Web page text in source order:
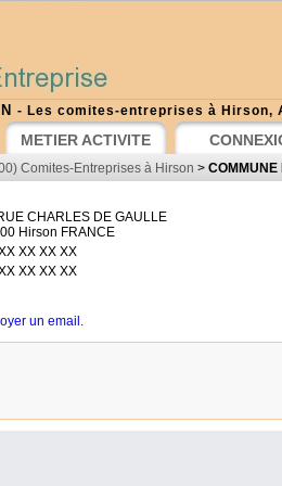
- Les comites-entreprises à Hirson,
METIER ACTIVITE
Comites-Entreprises à Hirson > COMMUNE
CHARLES DE GAULLE
Hirson FRANCE
XX XX XX
XX XX XX
un email.